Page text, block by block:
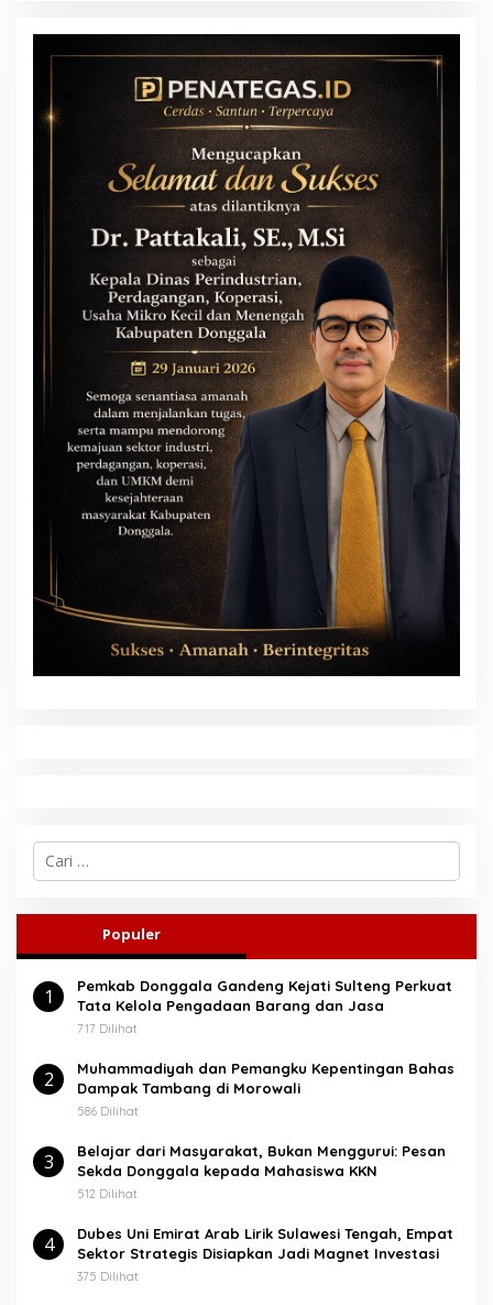
C
i
n
u
k
Populer
1
Pemkab Donggala Gandeng Kejati Sulteng Perkuat
Tata Kelola Pengadaan Barang dan Jasa
717 Dilihat
2
Muhammadiyah dan Pemangku Kepentingan Bahas
Dampak Tambang di Morowali
586 Dilihat
3
Belajar dari Masyarakat, Bukan Menggurui: Pesan
Sekda Donggala kepada Mahasiswa KKN
512 Dilihat
4
Dubes Uni Emirat Arab Lirik Sulawesi Tengah, Empat
Sektor Strategis Disiapkan Jadi Magnet Investasi
375 Dilihat